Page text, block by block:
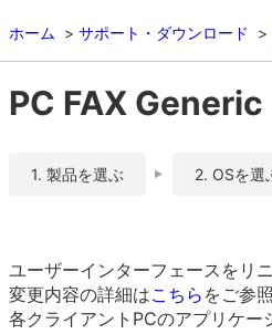
ホーム サポート・ダウンロード
PC FAX
1. 製品を選ぶ 2. OSを選
ユーザーインターフェースをリ
変更内容の詳細はこちら をご参
各クライアントPCのアプリケ